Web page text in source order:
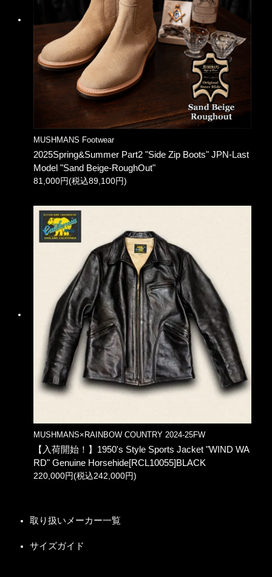
MUSHMANS Footwear
2025Spring&Summer Part2 "Side Zip Boots" JPN-Last
Model "Sand Beige-RoughOut"
81,000円(税込89,100円)
MUSHMANS×RAINBOW COUNTRY 2024-25FW
【入荷開始！】1950's Style Sports Jacket "WIND WA
RD" Genuine Horsehide[RCL10055]BLACK
220,000円(税込242,000円)
取り扱いメーカー一覧
サイズガイド